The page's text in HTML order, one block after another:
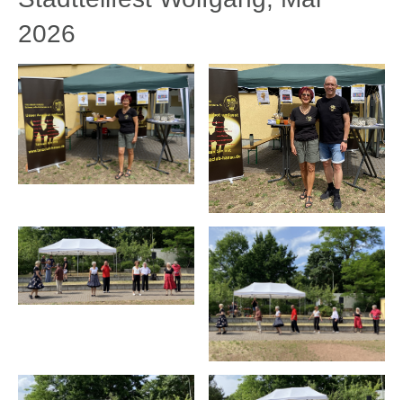
2026